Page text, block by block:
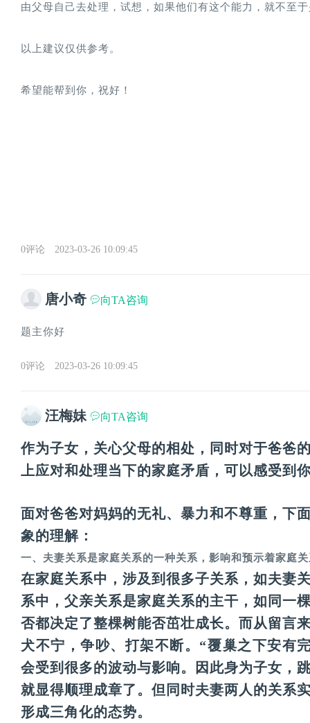
由父母自己去处理，试想，如果他们有这个能力，就不至
以上建议仅供参考。
希望能帮到你，祝好！
0评论 2023-03-26 10:09:45
唐小奇 向TA咨询
题主你好
0评论 2023-03-26 10:09:45
汪梅妹 向TA咨询
作为子女，关心父母的相处，同时对于爸爸
上应对和处理当下的家庭矛盾，可以感受到
面对爸爸对妈妈的无礼、暴力和不尊重，下
象的理解：
一、夫妻关系是家庭关系的一种关系，影响和预示着家庭
在家庭关系中，涉及到很多子关系，如夫妻
系中，父亲关系是家庭关系的主干，如同一
否都决定了整棵树能否茁壮成长。而从留言
犬不宁，争吵、打架不断。“覆巢之下安有
会受到很多的波动与影响。因此身为子女，
就显得顺理成章了。但同时夫妻两人的关系
形成三角化的态势。